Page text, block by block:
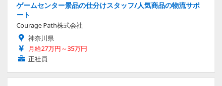
ゲームセンター景品の仕分けスタッフ/人気商品の物流サポ
ート
Courage Path株式会社
神奈川県
月給27万円～35万円
正社員